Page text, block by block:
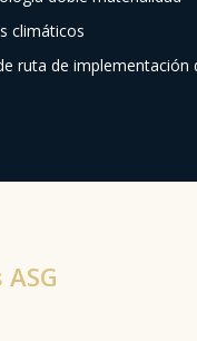
climáticos
ruta de implementación